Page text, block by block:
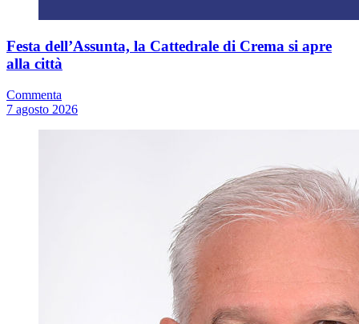
Festa dell’Assunta, la Cattedrale di Crema si apre
alla città
Commenta
7 agosto 2026